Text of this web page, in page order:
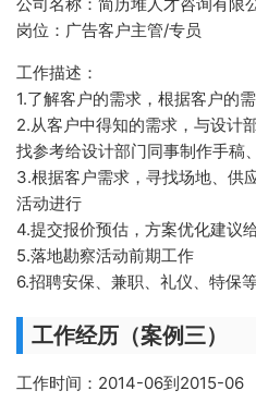
岗位：广告客户主管/专员
工作描述：
1.了解客户的需求，根据客户的
2.从客户中得知的需求，与设计
找参考给设计部门同事制作手稿
3.根据客户需求，寻找场地、供
活动进行
4.提交报价预估，方案优化建议
5.落地勘察活动前期工作
6.招聘安保、兼职、礼仪、特保
工作经历（案例三）
工作时间：2014-06到2015-06